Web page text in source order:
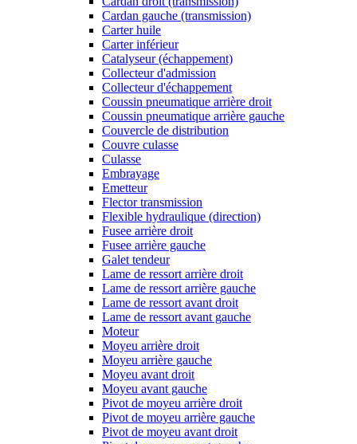
Cardan gauche (transmission)
Carter huile
Carter inférieur
Catalyseur (échappement)
Collecteur d'admission
Collecteur d'échappement
Coussin pneumatique arrière droit
Coussin pneumatique arrière gauche
Couvercle de distribution
Couvre culasse
Culasse
Embrayage
Emetteur
Flector transmission
Flexible hydraulique (direction)
Fusee arrière droit
Fusee arrière gauche
Galet tendeur
Lame de ressort arrière droit
Lame de ressort arrière gauche
Lame de ressort avant droit
Lame de ressort avant gauche
Moteur
Moyeu arrière droit
Moyeu arrière gauche
Moyeu avant droit
Moyeu avant gauche
Pivot de moyeu arrière droit
Pivot de moyeu arrière gauche
Pivot de moyeu avant droit